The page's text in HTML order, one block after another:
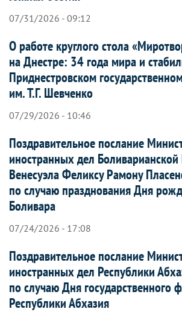
07/31/2026 - 09:12
О работе круглого стола
на Днестре: 34 года мира и
Приднестровском
им. Т.Г. Шевченко
07/29/2026 - 10:46
Поздравительное послание
иностранных дел Боливарианской
Венесуэла Феликсу Рамону
по случаю празднования Дня
Боливара
07/24/2026 - 17:08
Поздравительное послание
иностранных дел Республики
по случаю Дня государственного
Республики Абхазия